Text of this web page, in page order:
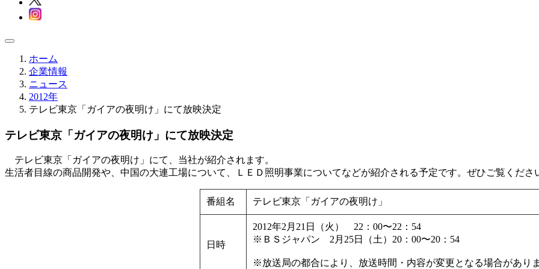
ホーム
企業情報
ニュース
2012年
テレビ東京「ガイアの夜明け」にて放映決定
テレビ東京「ガイアの夜明け」にて放映決定
テレビ東京「ガイアの夜明け」にて、当社が紹介されます。
生活者目線の商品開発や、中国の大連工場について、ＬＥＤ照明事業についてなどが紹介される予定です。ぜひご覧くださ
番組名 テレビ東京「ガイアの夜明け」
日時
2012年2月21日（火） 22：00〜22：54
※ＢＳジャパン 2月25日（土）20：00〜20：54
※放送局の都合により、放送時間・内容が変更となる場合があり